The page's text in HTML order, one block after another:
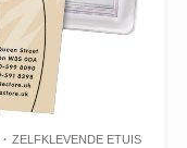
ZELFKLEVENDE ETUIS